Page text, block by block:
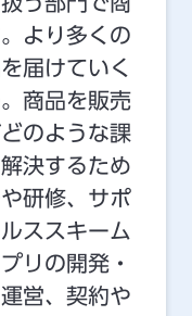
より多くの
届けていく
商品を販売
のような課
決するため
研修、サポ
ススキーム
リの開発・
営、契約や